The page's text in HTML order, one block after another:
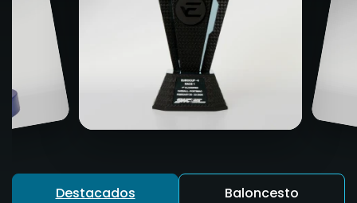
Destacados Baloncesto